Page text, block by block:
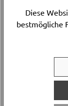
Sideboard Filigno
ca. 216x74x42cm
Diese
bestmögliche